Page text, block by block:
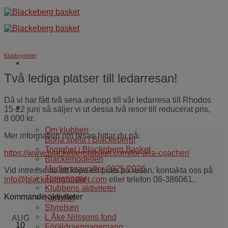
Skip
to
content
Om oss
Om klubben
Börja spela i Blackeberg!
Trygghet i Blackeberg Basket
Blackemodellen
Medlemsavgifter 2025-2026
Turneringar
Klubbens aktiviteter
Kansliet
Styrelsen
L Åke Nilssons fond
Klubbnyheter
Två lediga platser till ledarresan!
Då vi har fått två sena avhopp till vår ledarresa till Rhodos
15-22 juni så säljer vi ut dessa två resor till reducerat pris,
8 000 kr.
Mer information om resan hittar du på:
https://www.blackebergbasket.com/for-alla-coacher/
Vid intresse av att köpa en plats på resan, kontakta oss på
info@blackebergbasket.com eller telefon 08-386061.
Kommande aktiviteter
AUG
10